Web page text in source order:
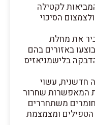
לקטילה
הסיכוי
את מחלת
באזורים בהם
בלישמניאזיס
חדשנית, עשוי
המאפשרות שחרור
משתחררים
ומצמצמת